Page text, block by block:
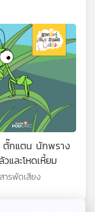
ตั๊กแตน นักพราง
และโหดเหี้ยม
ารพัดเสียง